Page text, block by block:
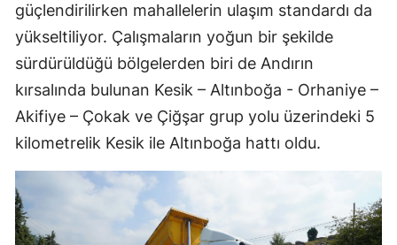
güçlendirilirken mahallelerin ulaşım standardı da
yükseltiliyor. Çalışmaların yoğun bir şekilde
sürdürüldüğü bölgelerden biri de Andırın
kırsalında bulunan Kesik – Altınboğa - Orhaniye –
Akifiye – Çokak ve Çiğşar grup yolu üzerindeki 5
kilometrelik Kesik ile Altınboğa hattı oldu.